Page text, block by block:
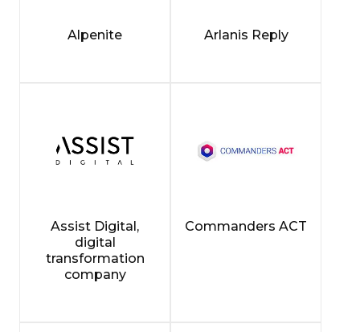
Alpenite Arlanis Reply
Assist Digital,
digital
transformation
company
Commanders ACT